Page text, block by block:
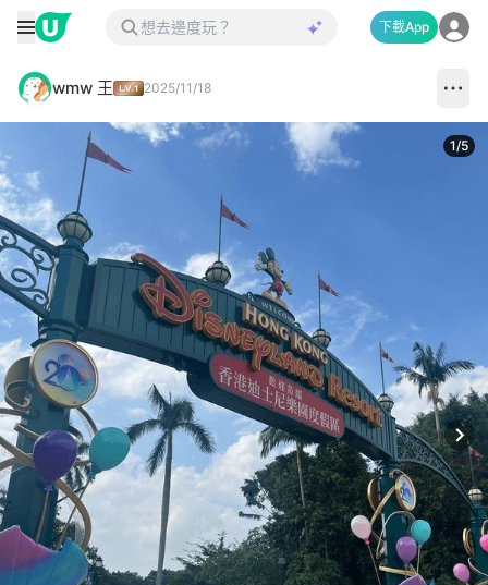
下載App
wmw 王 2025/11/18
1/5